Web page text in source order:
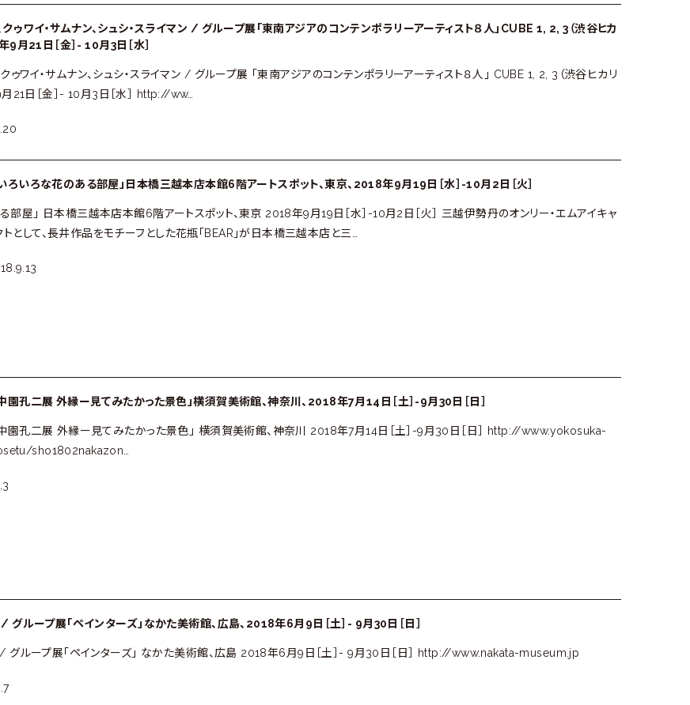
クゥワイ・サムナン、シュシ・スライマン / グループ展「東南アジアのコンテンポラリーアーティスト８人」CUBE 1, 2, 3（渋谷ヒカ
9月21日［金］- 10月3日［水］
クゥワイ・サムナン、シュシ・スライマン / グループ展 「東南アジアのコンテンポラリーアーティスト８人」 CUBE 1, 2, 3（渋谷ヒカリ
21日［金］- 10月3日［水］ http://ww…
いろな花のある部屋」日本橋三越本店本館6階アートスポット、東京、2018年9月19日［水］-10月2日［火］
部屋」 日本橋三越本店本館6階アートスポット、東京 2018年9月19日［水］-10月2日［火］ 三越伊勢丹のオンリー・エムアイキャ
として、長井作品をモチーフとした花瓶「BEAR」が日本橋三越本店と三…
孔二展 外縁ー見てみたかった景色」横須賀美術館、神奈川、2018年7月14日［土］-9月30日［日］
園孔二展 外縁ー見てみたかった景色」 横須賀美術館、神奈川 2018年7月14日［土］-9月30日［日］ http://www.yokosuka-
sho1802nakazon…
グループ展「ペインターズ」なかた美術館、広島、2018年6月9日［土］- 9月30日［日］
/ グループ展「ペインターズ」 なかた美術館、広島 2018年6月9日［土］- 9月30日［日］ http://www.nakata-museum.jp